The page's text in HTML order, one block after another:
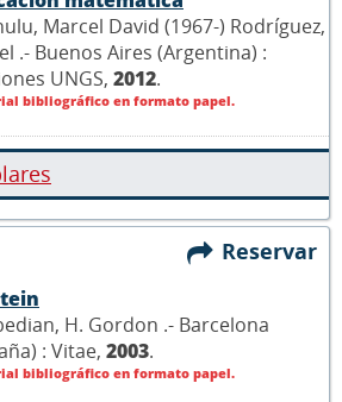
Marcel David (1967-) Rodríguez,
.- Buenos Aires (Argentina) :
UNGS, 2012.
bibliográfico en formato papel.
Reservar
H. Gordon .- Barcelona
: Vitae, 2003.
bibliográfico en formato papel.